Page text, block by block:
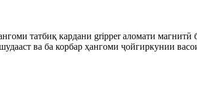
татбиқ кардани gripper аломати магнитӣ
ва ба корбар ҳангоми ҷойгиркунии